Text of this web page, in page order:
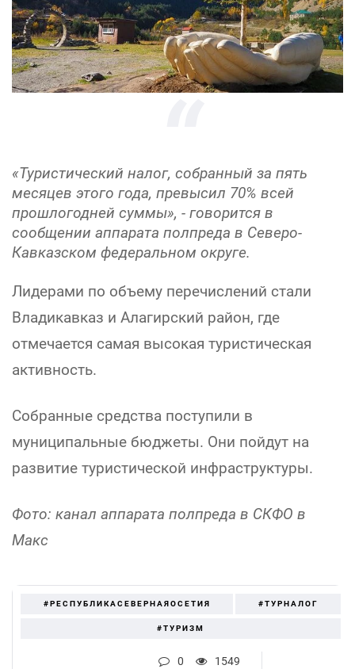
«Туристический налог, собранный за пять
месяцев этого года, превысил 70% всей
прошлогодней суммы», - говорится в
сообщении аппарата полпреда в Северо-
Кавказском федеральном округе.
Лидерами по объему перечислений стали
Владикавказ и Алагирский район, где
отмечается самая высокая туристическая
активность.
Собранные средства поступили в
муниципальные бюджеты. Они пойдут на
развитие туристической инфраструктуры.
Фото: канал аппарата полпреда в СКФО в
Макс
#РЕСПУБЛИКАСЕВЕРНАЯОСЕТИЯ #ТУРНАЛОГ
#ТУРИЗМ
0 1549